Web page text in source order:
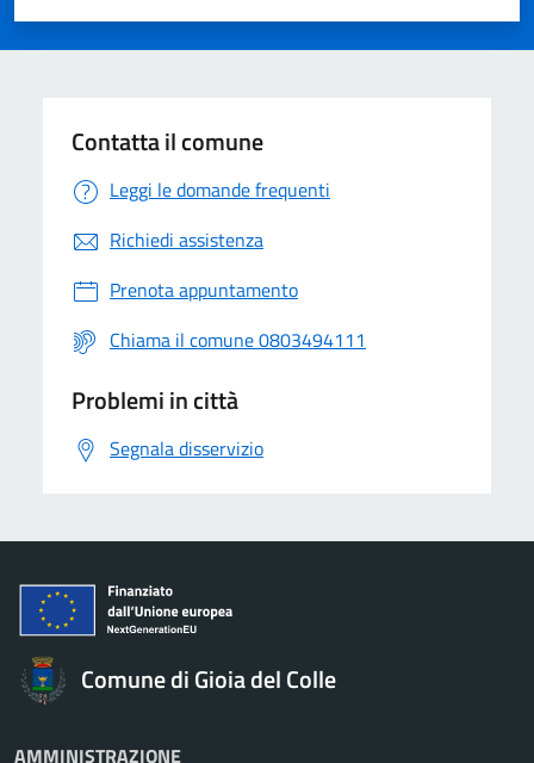
Valuta 5 stelle su 5
Valuta 4 stelle su 5
Valuta 3 stelle su 5
Valuta 2 stelle su 5
Valuta 1 stelle su 5
Contatta il comune
Leggi le domande frequenti
Richiedi assistenza
Prenota appuntamento
Chiama il comune 0803494111
Problemi in città
Segnala disservizio
Comune di Gioia del Colle
AMMINISTRAZIONE